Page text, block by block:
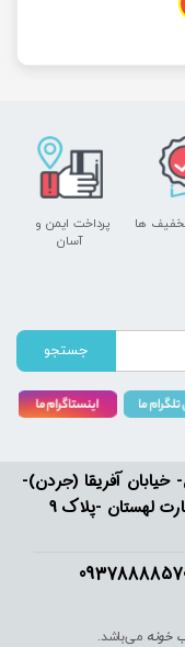
خیابان آفریقا (جردن)-
بالاتر از تقاطع میرداماد- کوچه مینا - جنب سفارت لهستان -پلاک 9
خونه می‌باشد.
پرداخت ایمن و ​​​​​​​
آسان
تخفیف ها
جستجو